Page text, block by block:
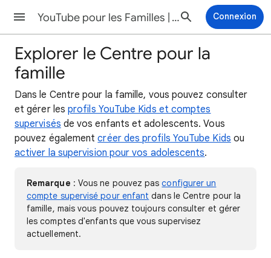
YouTube pour les Familles | Aide Connexion
Explorer le Centre pour la
famille
Dans le Centre pour la famille, vous pouvez consulter
et gérer lesprofils YouTube Kids et comptes
supervisés de vos enfants et adolescents. Vous
pouvez égalementcréer des profils YouTube Kids ou
activer la supervision pour vos adolescents.
Remarque : Vous ne pouvez pasconfigurer un
compte supervisé pour enfant dans le Centre pour la
famille, mais vous pouvez toujours consulter et gérer
les comptes d'enfants que vous supervisez
actuellement.